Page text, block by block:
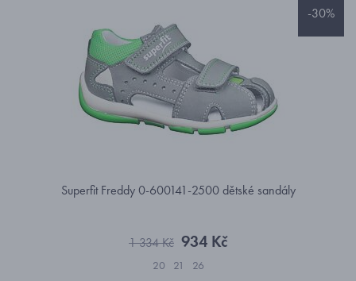
-30%
Superfit Freddy 0-600141-2500 dětské sandály
1 334 Kč 934 Kč
20 21 26